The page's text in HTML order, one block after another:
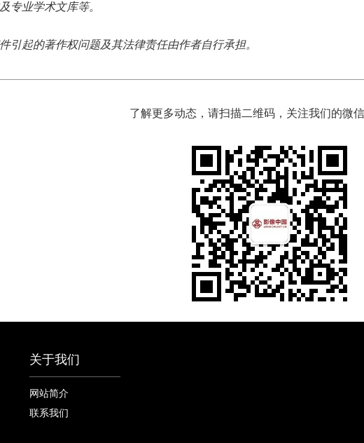
专业学术文库等。
引起的著作权问题及其法律责任由作者自行承担。
了解更多动态，请扫描二维码，关注我们的微信
关于我们
网站简介
联系我们